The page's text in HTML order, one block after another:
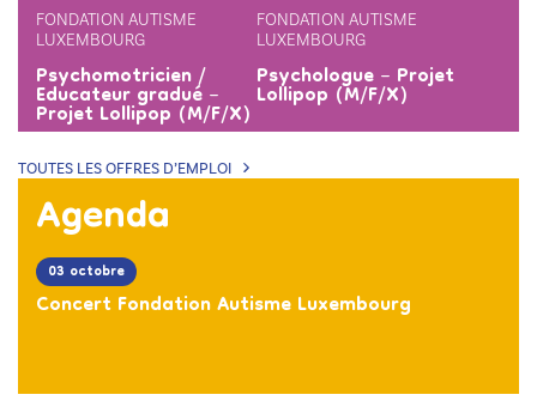
FONDATION AUTISME
LUXEMBOURG
Psychomotricien /
Educateur gradué –
Projet Lollipop (M/F/X)
FONDATION AUTISME
LUXEMBOURG
Psychologue – Projet
Lollipop (M/F/X)
TOUTES LES OFFRES D’EMPLOI
Agenda
03 octobre
Concert Fondation Autisme Luxembourg